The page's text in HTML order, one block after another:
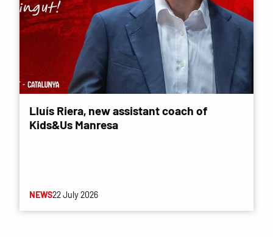
Lluís Riera, new assistant coach of
Kids&Us Manresa
NEWS22 July 2026